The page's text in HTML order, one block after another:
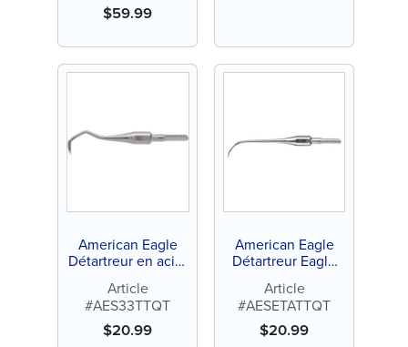
$59.99
American Eagle
Détartreur en acier
Quik-Tip™ (1 ct)
Article
#AES33TTQT
$20.99
American Eagle
Détartreur Eagle
en acier
inoxydable (1 ct)
Article
#AESETATTQT
$20.99